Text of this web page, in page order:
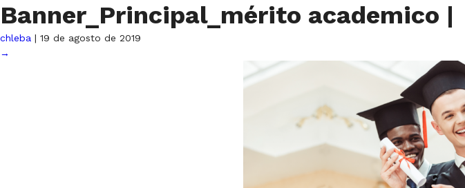
Banner_Principal_mérito academico |
chleba | 19 de agosto de 2019
→